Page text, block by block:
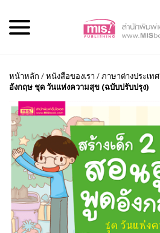
หน้าหลัก /หนังสือของเรา /ภาษาต่างประเทศ
อังกฤษ ชุด วันแห่งความสุข (ฉบับปรับปรุง)